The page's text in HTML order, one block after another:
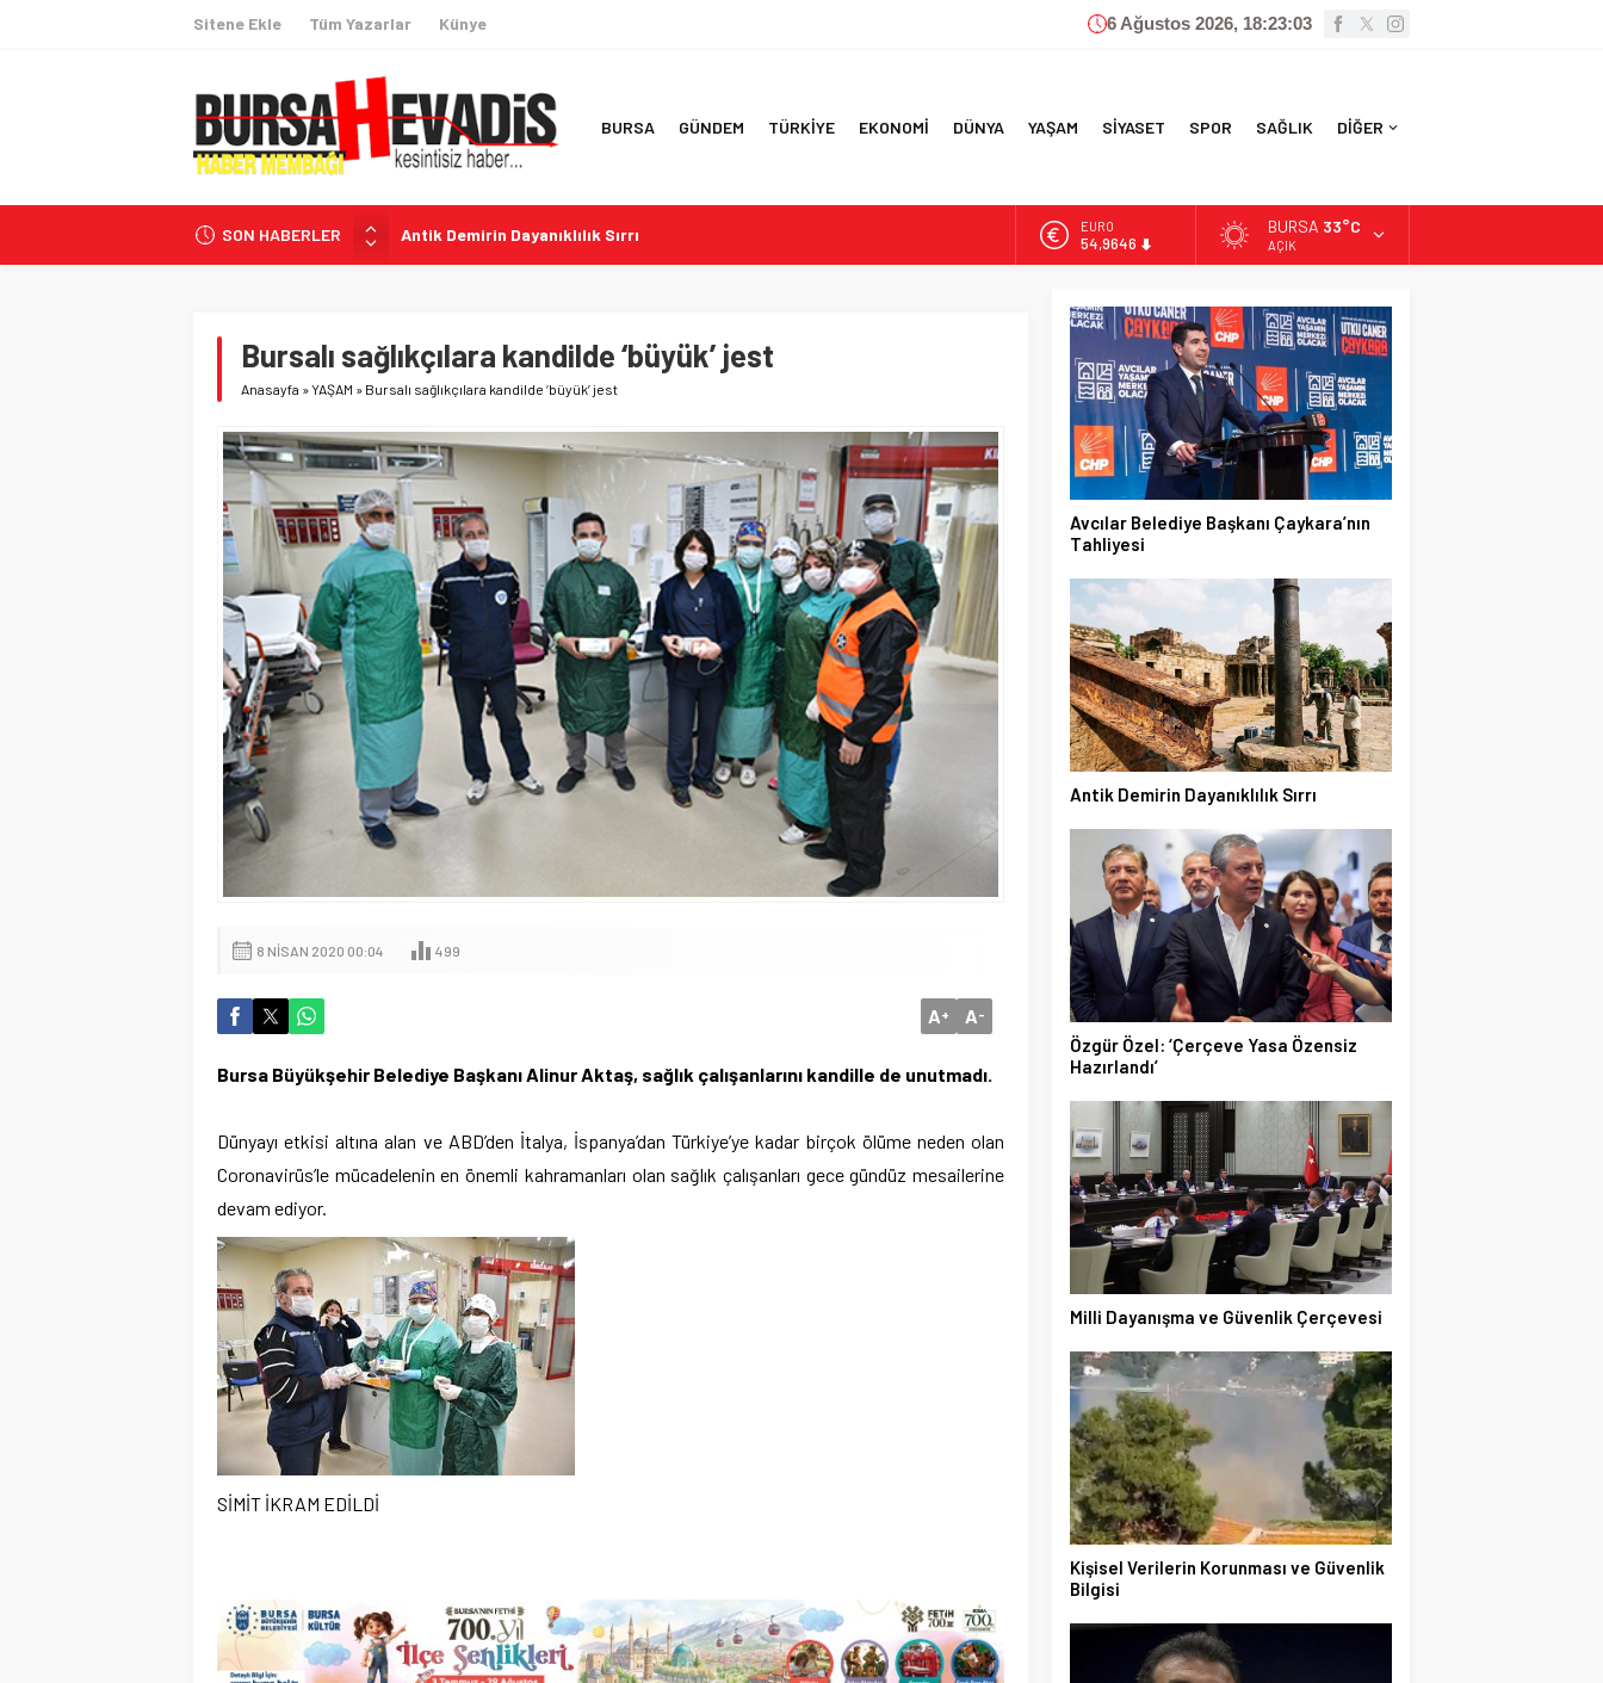
Sitene Ekle Tüm Yazarlar Künye 6 Ağustos 2026, 18:23:04
BURSA GÜNDEM TÜRKİYE EKONOMİ DÜNYA YAŞAM SİYASET SPOR SAĞLIK DİĞER
SON HABERLER
Antik Demirin Dayanıklılık Sırrı
Özgür Özel: ‘Çerçeve Yasa Özensiz Hazırlandı’
Kişisel Verilerin Korunması ve Güvenlik Bilgisi
Avcılar Belediye Başkanı Çaykara’nın Tahliyesi
ALTIN
6.488,95
13.798,82
DOLAR
47,5939
EURO
54,9646
BURSA 33°C
AÇIK
Bursalı sağlıkçılara kandilde ‘büyük’ jest
Anasayfa »YAŞAM » Bursalı sağlıkçılara kandilde ‘büyük’ jest
8 NISAN 2020 00:04 499
A+ A-
Bursa Büyükşehir Belediye Başkanı Alinur Aktaş, sağlık çalışanlarını kandille de unutmadı.
Dünyayı etkisi altına alan ve ABD’den İtalya, İspanya’dan Türkiye’ye kadar birçok ölüme neden olan
Coronavirüs’le mücadelenin en önemli kahramanları olan sağlık çalışanları gece gündüz mesailerine
devam ediyor.
SİMİT İKRAM EDİLDİ
Avcılar Belediye Başkanı Çaykara’nın
Tahliyesi
Antik Demirin Dayanıklılık Sırrı
Özgür Özel: ‘Çerçeve Yasa Özensiz
Hazırlandı’
Milli Dayanışma ve Güvenlik Çerçevesi
Kişisel Verilerin Korunması ve Güvenlik
Bilgisi